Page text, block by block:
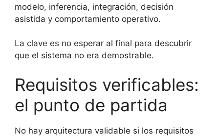
modelo, inferencia, integración, decisión
asistida y comportamiento operativo.
La clave es no esperar al final para descubrir
que el sistema no era demostrable.
Requisitos verificables:
el punto de partida
No hay arquitectura validable si los requisitos